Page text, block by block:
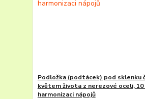
Podložka (podtácek) pod sklenku
květem života z nerezové oceli, 10
harmonizaci nápojů